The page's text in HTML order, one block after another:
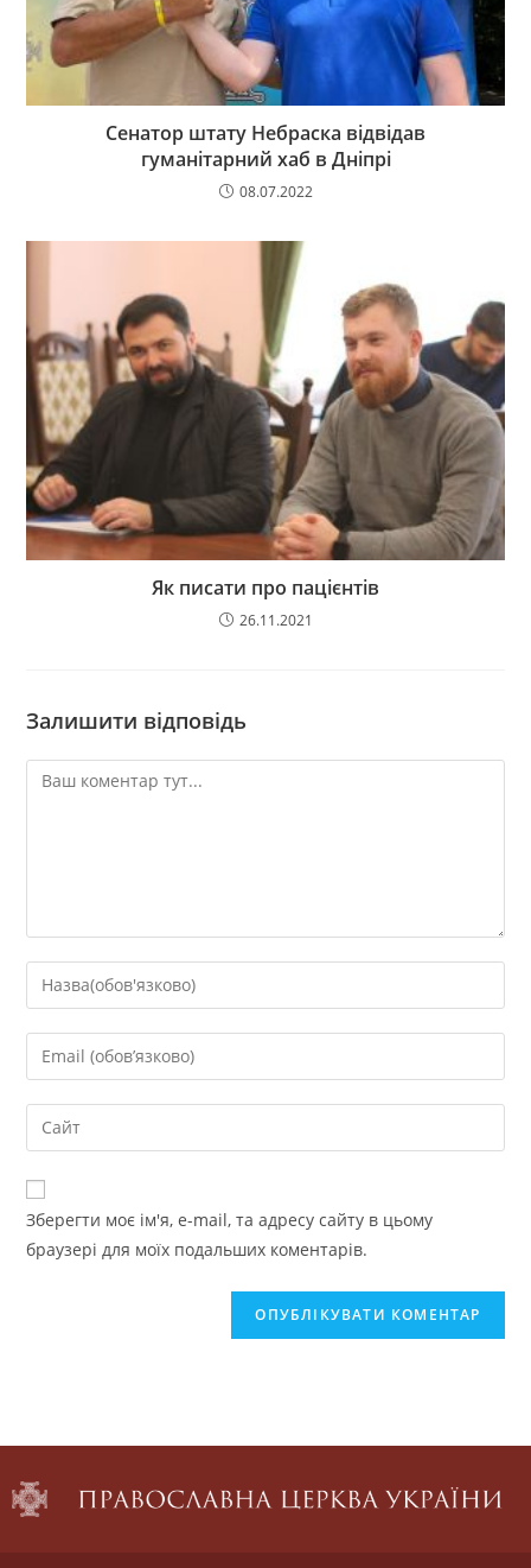
Сенатор штату Небраска відвідав
гуманітарний хаб в Дніпрі
08.07.2022
Як писати про пацієнтів
26.11.2021
Залишити відповідь
Зберегти моє ім'я, e-mail, та адресу сайту в цьому
браузері для моїх подальших коментарів.